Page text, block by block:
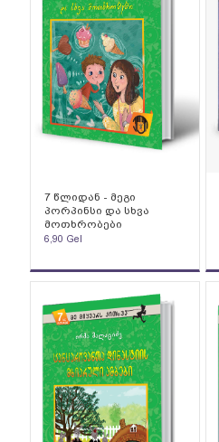
7 წლიდან - მეგი
პორპინსი და სხვა
მოთხრობები
6,90 Gel